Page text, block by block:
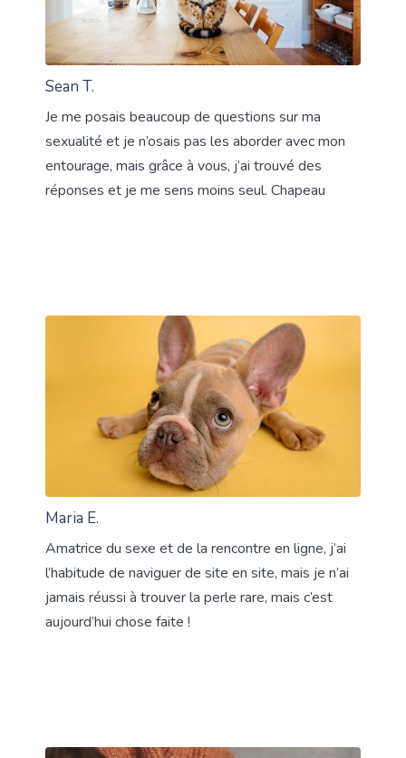
Sean T.
Je me posais beaucoup de questions sur ma
sexualité et je n’osais pas les aborder avec mon
entourage, mais grâce à vous, j’ai trouvé des
réponses et je me sens moins seul. Chapeau
Maria E.
Amatrice du sexe et de la rencontre en ligne, j’ai
l’habitude de naviguer de site en site, mais je n’ai
jamais réussi à trouver la perle rare, mais c’est
aujourd’hui chose faite !